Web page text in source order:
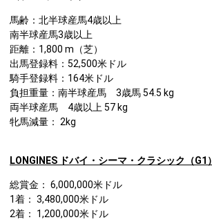
馬齢：北半球産馬4歳以上
南半球産馬3歳以上
距離：1,800 m（芝）
出馬登録料：52,500米ドル
騎手登録料：164米ドル
負担重量：南半球産馬 3歳馬 54.5 kg
両半球産馬 4歳以上 57 kg
牝馬減量： 2kg
LONGINES ドバイ・シーマ・クラシック（G1）
総賞金： 6,000,000米ドル
1着： 3,480,000米ドル
2着： 1,200,000米ドル